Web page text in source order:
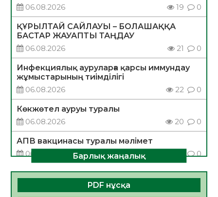
06.08.2026
19 0
ҚҰРЫЛТАЙ САЙЛАУЫ – БОЛАШАҚҚА
БАСТАР ЖАУАПТЫ ТАҢДАУ
06.08.2026
21 0
Инфекциялық ауруларға қарсы иммундау
жұмыстарының тиімділігі
06.08.2026
22 0
Көкжөтел ауруы туралы
06.08.2026
20 0
АПВ вакцинасы туралы мәлімет
06.08.2026
0
Open Air: Қызылорда облысы полиция
департаменті 20 мыңнан астам
көрерменнің қауіпсіздігін қамтамасыз етті
Барлық жаңалық
PDF нұсқа